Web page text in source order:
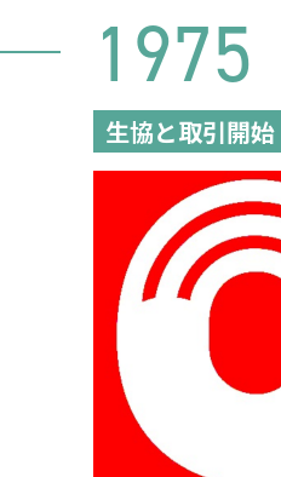
1975
生協と取引開始